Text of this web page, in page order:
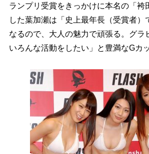
ランプリ受賞をきっかけに本名の「袴
した葉加瀬は「史上最年長（受賞者）
なるので、大人の魅力で頑張る。グラ
いろんな活動をしたい」と豊満なGカ